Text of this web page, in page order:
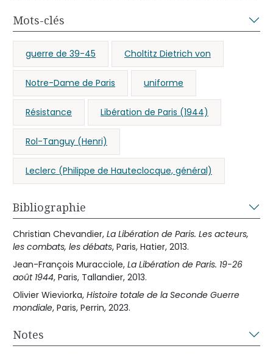
Mots-clés
guerre de 39-45 Choltitz Dietrich von
Notre-Dame de Paris uniforme
Résistance Libération de Paris (1944)
Rol-Tanguy (Henri)
Leclerc (Philippe de Hauteclocque, général)
Bibliographie
Christian Chevandier, La Libération de Paris. Les acteurs,
les combats, les débats, Paris, Hatier, 2013.
Jean-François Muracciole, La Libération de Paris. 19-26
août 1944, Paris, Tallandier, 2013.
Olivier Wieviorka, Histoire totale de la Seconde Guerre
mondiale, Paris, Perrin, 2023.
Notes